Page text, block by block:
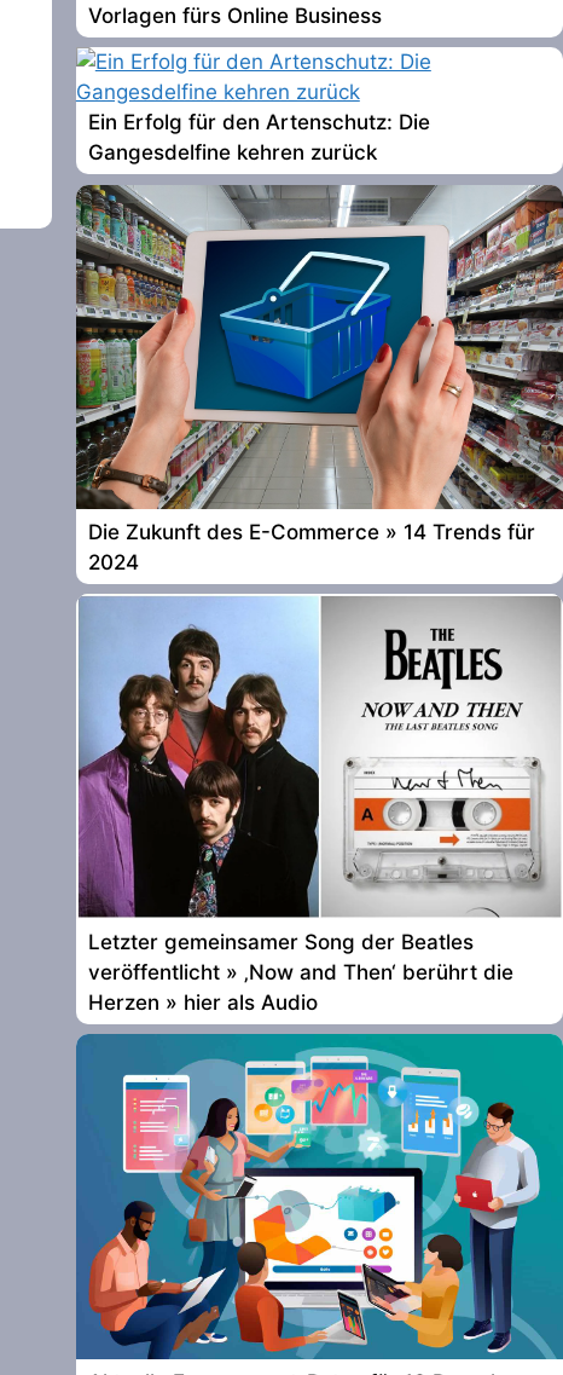
Vorlagen fürs Online Business
Ein Erfolg für den Artenschutz: Die
Gangesdelfine kehren zurück
Die Zukunft des E-Commerce » 14 Trends für
2024
Letzter gemeinsamer Song der Beatles
veröffentlicht » ‚Now and Then‘ berührt die
Herzen » hier als Audio